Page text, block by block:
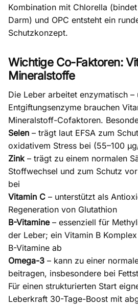
Kombination mit Chlorella
Darm) und OPC entsteht ein
Schutzkonzept.
Wichtige Co-Faktoren:
Mineralstoffe
Die Leber arbeitet enzymatisch –
Entgiftungsenzyme brauchen
Mineralstoff-Cofaktoren.
Selen – trägt laut EFSA zum
oxidativem Stress bei (55–100
Zink– trägt zu einem normalen
Stoffwechsel und zum Schutz
bei
Vitamin C – unterstützt als
Regeneration von Glutathion
B-Vitamine– essenziell für
der Leber; ein Vitamin B
B-Vitamine ab
Omega-3 – kann zu einer
beitragen, insbesondere bei
Für einen strukturierten Start
Leberkraft 30-Tage-Boost mit